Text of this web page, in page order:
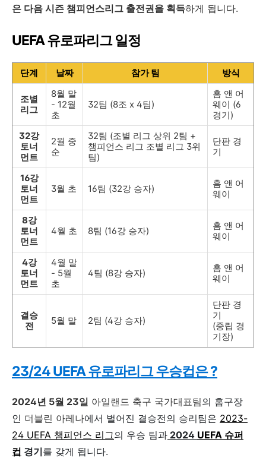
은 다음 시즌 챔피언스리그 출전권을 획득하게 됩니다.
UEFA 유로파리그 일정
단계 날짜 참가 팀 방식
조별
리그
8월 말
- 12월
초
32팀 (8조 x 4팀)
홈 앤 어
웨이 (6
경기)
32강
토너
먼트
2월 중
순
32팀 (조별 리그 상위 2팀 +
챔피언스 리그 조별 리그 3위
팀)
단판 경
기
16강
토너
먼트
3월 초 16팀 (32강 승자)
홈 앤 어
웨이
8강
토너
먼트
4월 초 8팀 (16강 승자)
홈 앤 어
웨이
4강
토너
먼트
4월 말
- 5월
초
4팀 (8강 승자)
홈 앤 어
웨이
결승
전
5월 말 2팀 (4강 승자)
단판 경
기
(중립 경
기장)
23/24 UEFA 유로파리그 우승컵은 ?
2024년 5월 23일 아일랜드 축구 국가대표팀의 홈구장
인 더블린 아레나에서 벌어진 결승전의 승리팀은 2023-
24 UEFA 챔피언스 리그의 우승 팀과 2024 UEFA 슈퍼
컵 경기를 갖게 됩니다.